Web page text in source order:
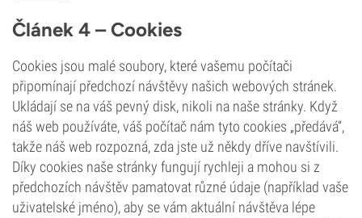
Článek 4 – Cookies
Cookies jsou malé soubory, které vašemu počítači
připomínají předchozí návštěvy našich webových stránek.
Ukládají se na váš pevný disk, nikoli na naše stránky. Když
náš web používáte, váš počítač nám tyto cookies „předává“,
takže náš web rozpozná, zda jste už někdy dříve navštívili.
Díky cookies naše stránky fungují rychleji a mohou si z
předchozích návštěv pamatovat různé údaje (například vaše
uživatelské jméno), aby se vám aktuální návštěva lépe